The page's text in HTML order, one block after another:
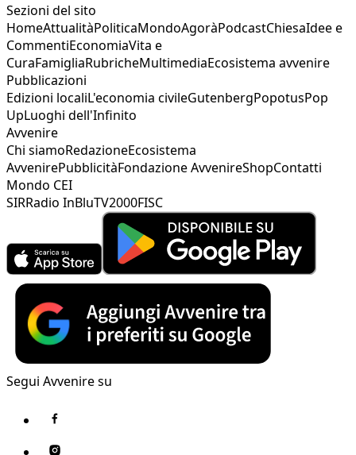
Sezioni del sito
HomeAttualitàPoliticaMondoAgoràPodcastChiesaIdee e
CommentiEconomiaVita e
CuraFamigliaRubricheMultimediaEcosistema avvenire
Pubblicazioni
Edizioni localiL'economia civileGutenbergPopotusPop
UpLuoghi dell'Infinito
Avvenire
Chi siamoRedazioneEcosistema
AvvenirePubblicitàFondazione AvvenireShopContatti
Mondo CEI
SIRRadio InBluTV2000FISC
Segui Avvenire su